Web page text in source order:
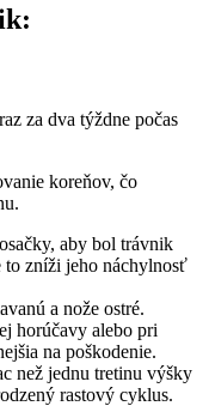
za dva týždne počas
koreňov, čo
aby bol trávnik
to zníži jeho náchylnosť
a nože ostré.
horúčavy alebo pri
na poškodenie.
než jednu tretinu výšky
rastový cyklus.